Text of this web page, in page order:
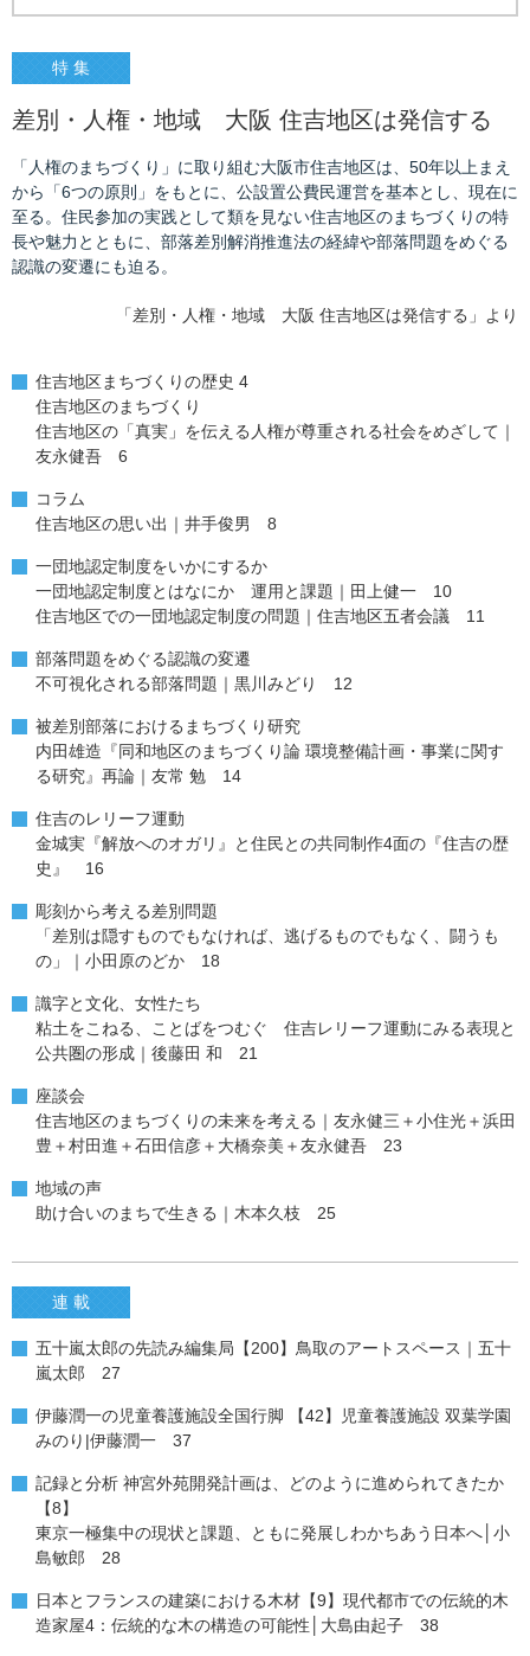
特 集
差別・人権・地域 大阪 住吉地区は発信する
「人権のまちづくり」に取り組む大阪市住吉地区は、50年以上まえ
から「6つの原則」をもとに、公設置公費民運営を基本とし、現在に
至る。住民参加の実践として類を見ない住吉地区のまちづくりの特
長や魅力とともに、部落差別解消推進法の経緯や部落問題をめぐる
認識の変遷にも迫る。
「差別・人権・地域 大阪 住吉地区は発信する」より
住吉地区まちづくりの歴史 4
住吉地区のまちづくり
住吉地区の「真実」を伝える人権が尊重される社会をめざして｜
友永健吾 6
コラム
住吉地区の思い出｜井手俊男 8
一団地認定制度をいかにするか
一団地認定制度とはなにか 運用と課題｜田上健一 10
住吉地区での一団地認定制度の問題｜住吉地区五者会議 11
部落問題をめぐる認識の変遷
不可視化される部落問題｜黒川みどり 12
被差別部落におけるまちづくり研究
内田雄造『同和地区のまちづくり論 環境整備計画・事業に関す
る研究』再論｜友常 勉 14
住吉のレリーフ運動
金城実『解放へのオガリ』と住民との共同制作4面の『住吉の歴
史』 16
彫刻から考える差別問題
「差別は隠すものでもなければ、逃げるものでもなく、闘うも
の」｜小田原のどか 18
識字と文化、女性たち
粘土をこねる、ことばをつむぐ 住吉レリーフ運動にみる表現と
公共圏の形成｜後藤田 和 21
座談会
住吉地区のまちづくりの未来を考える｜友永健三＋小住光＋浜田
豊＋村田進＋石田信彦＋大橋奈美＋友永健吾 23
地域の声
助け合いのまちで生きる｜木本久枝 25
連 載
五十嵐太郎の先読み編集局【200】鳥取のアートスペース｜五十
嵐太郎 27
伊藤潤一の児童養護施設全国行脚 【42】児童養護施設 双葉学園
みのり|伊藤潤一 37
記録と分析 神宮外苑開発計画は、どのように進められてきたか
【8】
東京一極集中の現状と課題、ともに発展しわかちあう日本へ│小
島敏郎 28
日本とフランスの建築における木材【9】現代都市での伝統的木
造家屋4：伝統的な木の構造の可能性│大島由起子 38